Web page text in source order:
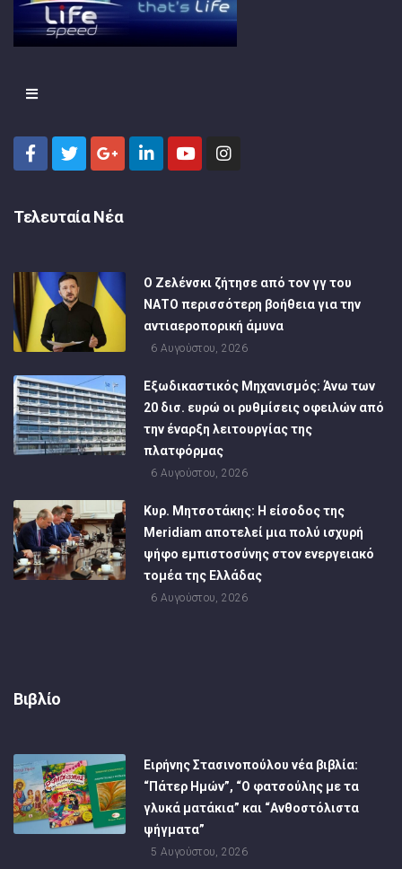
Τελευταία Νέα
Ο Ζελένσκι ζήτησε από τον γγ του
ΝΑΤΟ περισσότερη βοήθεια για την
αντιαεροπορική άμυνα
6 Αυγούστου, 2026
Εξωδικαστικός Μηχανισμός: Άνω των
20 δισ. ευρώ οι ρυθμίσεις οφειλών από
την έναρξη λειτουργίας της
πλατφόρμας
6 Αυγούστου, 2026
Κυρ. Μητσοτάκης: Η είσοδος της
Meridiam αποτελεί μια πολύ ισχυρή
ψήφο εμπιστοσύνης στον ενεργειακό
τομέα της Ελλάδας
6 Αυγούστου, 2026
Βιβλίο
Ειρήνης Στασινοπούλου νέα βιβλία:
“Πάτερ Ημών”, “Ο φατσούλης με τα
γλυκά ματάκια” και “Ανθοστόλιστα
ψήγματα”
5 Αυγούστου, 2026